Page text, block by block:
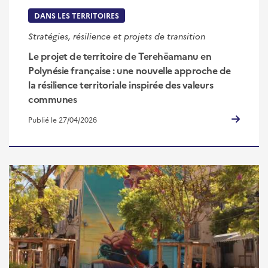
DANS LES TERRITOIRES
Stratégies, résilience et projets de transition
Le projet de territoire de Terehēamanu en
Polynésie française : une nouvelle approche de
la résilience territoriale inspirée des valeurs
communes
Publié le 27/04/2026